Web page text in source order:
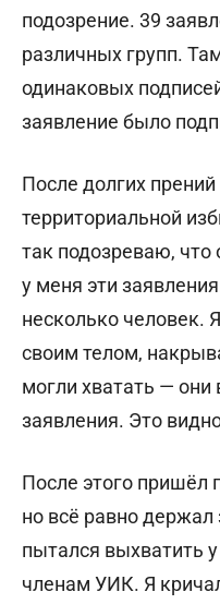
подозрение. 39
различных групп.
одинаковых
заявление было
После долгих
территориальной
так подозреваю, что
у меня эти
несколько человек.
своим телом,
могли хватать —
заявления. Это
После этого пришёл
но всё равно
пытался выхватить
членам УИК. Я